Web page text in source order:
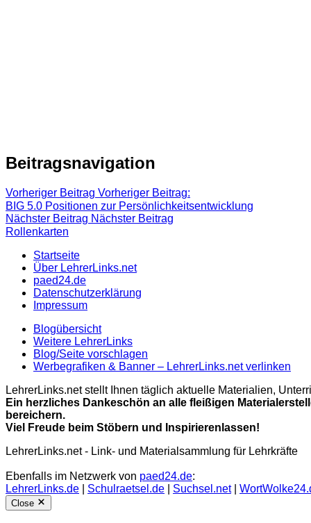
Beitragsnavigation
Vorheriger Beitrag Vorheriger Beitrag:
BIG 5.0 Positionen zur Persönlichkeitsentwicklung
Nächster Beitrag Nächster Beitrag
Rollenkarten
Startseite
Über LehrerLinks.net
paed24.de
Datenschutzerklärung
Impressum
Blogübersicht
Weitere LehrerLinks
Blog/Seite vorschlagen
Werbegrafiken & Banner – LehrerLinks.net verlinken
LehrerLinks.net stellt Ihnen täglich aktuelle Materialien,
Ein herzliches Dankeschön an alle fleißigen
bereichern.
Viel Freude beim Stöbern und Inspirierenlassen!
LehrerLinks.net - Link- und Materialsammlung für Lehrkräfte
Ebenfalls im Netzwerk von paed24.de:
LehrerLinks.de
Schulraetsel.de Suchsel.net|
Close